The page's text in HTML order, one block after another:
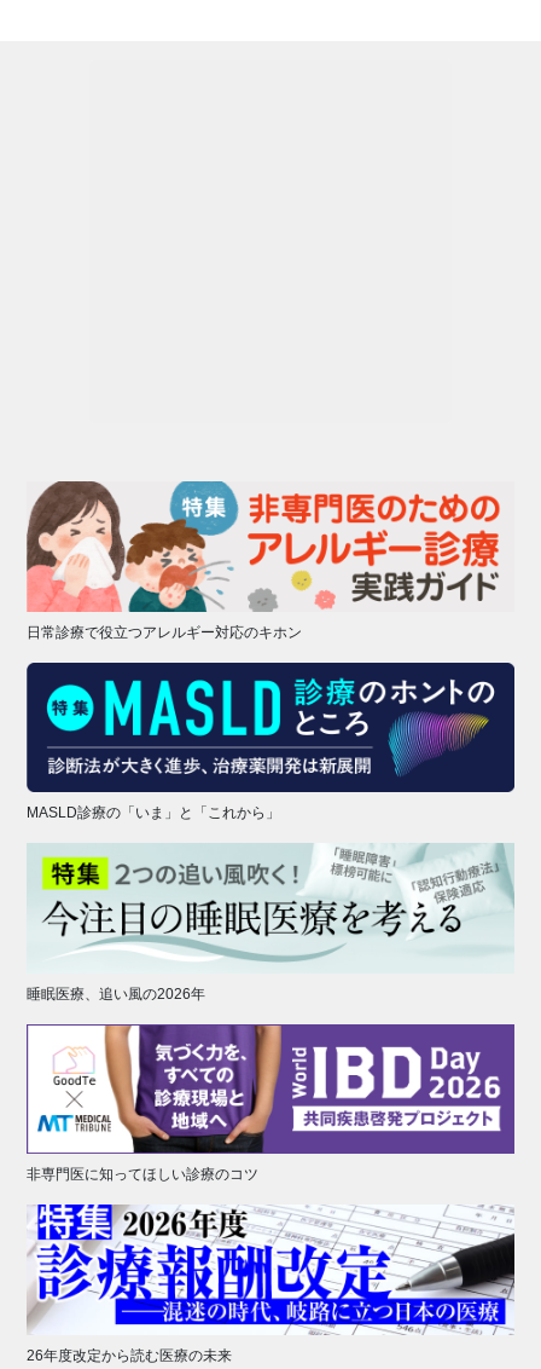
日常診療で役立つアレルギー対応のキホン
MASLD診療の「いま」と「これから」
睡眠医療、追い風の2026年
非専門医に知ってほしい診療のコツ
26年度改定から読む医療の未来